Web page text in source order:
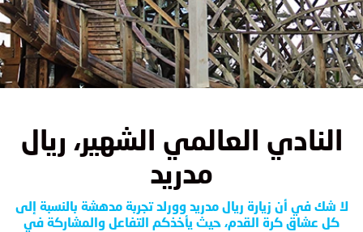
النادي العالمي الشهير، ريال
مدريد
لا شك في أن زيارة ريال مدريد وورلد تجربة مدهشة بالنسبة إلى
كل عشاق كرة القدم، حيث يأخذكم التفاعل والمشاركة في